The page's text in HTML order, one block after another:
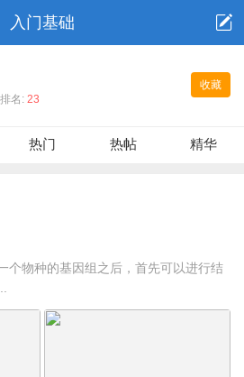
入门基础
收藏
排名: 23
热门 热帖 精华
个物种的基因组之后，首先可以进行结